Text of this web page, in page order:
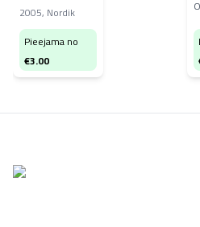
2005, Nordik
Pieejama no
€3.00